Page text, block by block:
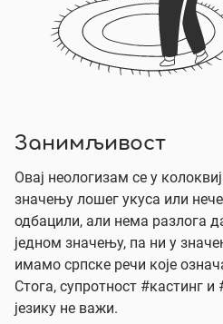
Занимљивост
Овај неологизам се у
значењу лошег укуса или
одбацили, али нема разлога
једном значењу, па ни у
имамо српске речи које
Стога, супротност #кастинг
језику не важи.